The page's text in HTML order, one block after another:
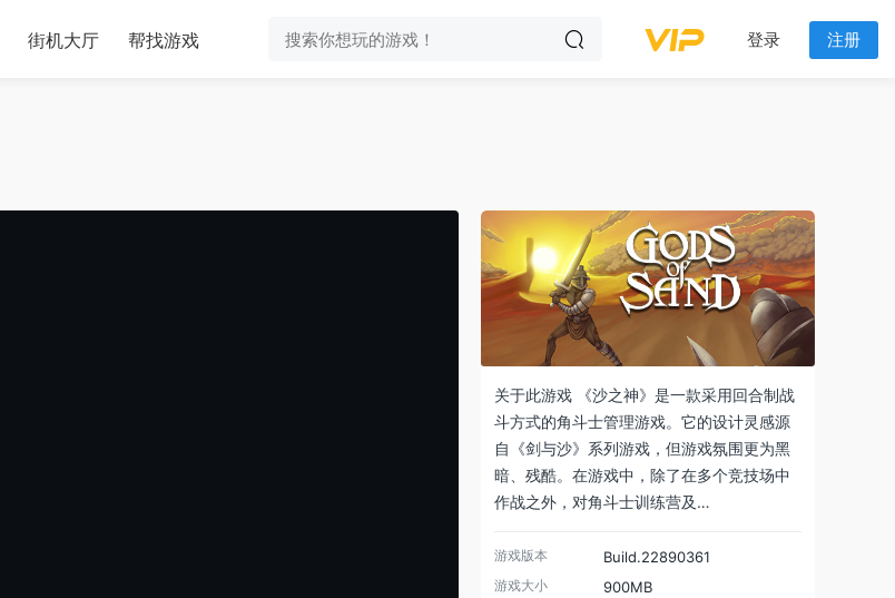
街机大厅 帮找游戏 登录 注册
关于此游戏 《沙之神》是一款采用回合制战
斗方式的角斗士管理游戏。它的设计灵感源
自《剑与沙》系列游戏，但游戏氛围更为黑
暗、残酷。在游戏中，除了在多个竞技场中
作战之外，对角斗士训练营及…
游戏版本 Build.22890361
游戏大小 900MB